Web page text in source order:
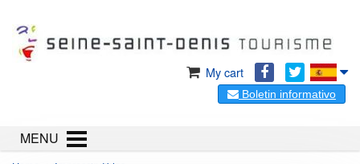
My cart
Boletin informativo
MENU